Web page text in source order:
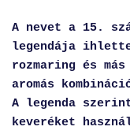
A nevet a 15.
legendája
rozmaring és
aromás
A legenda
keveréket